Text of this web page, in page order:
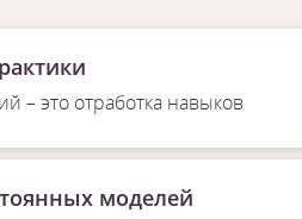
– это отработка навыков
моделей